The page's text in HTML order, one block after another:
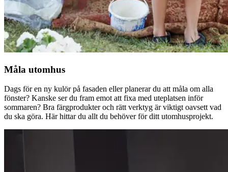
Måla utomhus
Dags för en ny kulör på fasaden eller planerar du att måla om alla
fönster? Kanske ser du fram emot att fixa med uteplatsen inför
sommaren? Bra färgprodukter och rätt verktyg är viktigt oavsett vad
du ska göra. Här hittar du allt du behöver för ditt utomhusprojekt.